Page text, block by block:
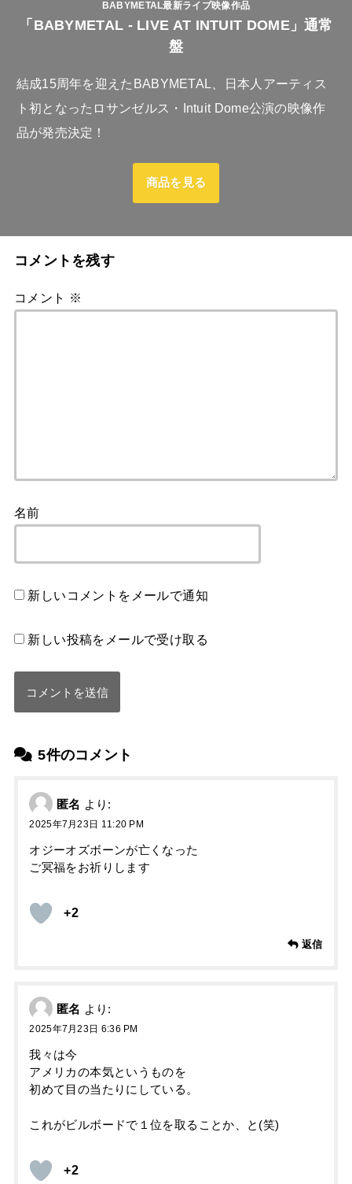
BABYMETAL最新ライブ映像作品
「BABYMETAL - LIVE AT INTUIT DOME」通常
盤
結成15周年を迎えたBABYMETAL、日本人アーティス
ト初となったロサンゼルス・Intuit Dome公演の映像作
品が発売決定！
商品を見る
5件のコメント
匿名 より:
2025年7月23日 11:20 PM
オジーオズボーンが亡くなった
ご冥福をお祈りします
+2
返信
匿名 より:
2025年7月23日 6:36 PM
我々は今
アメリカの本気というものを
初めて目の当たりにしている。
これがビルボードで１位を取ることか、と(笑)
+2
コメントを残す
コメント ※
名前
新しいコメントをメールで通知
新しい投稿をメールで受け取る